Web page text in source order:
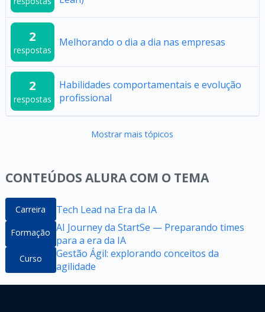
2
respostas
Melhorando o dia a dia nas empresas
2
respostas
Habilidades comportamentais e evolução
profissional
Mostrar mais tópicos
CONTEÚDOS ALURA COM O TEMA
Carreira Tech Lead na Era da IA
Formação AI Journey da StartSe — Preparando times
para a era da IA
Curso
Gestão Ágil: explorando conceitos da
agilidade